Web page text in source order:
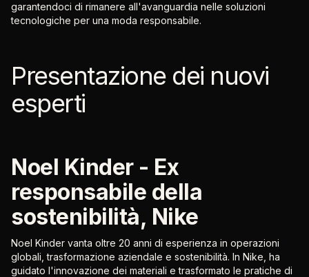
garantendoci di rimanere all'avanguardia nelle soluzioni
tecnologiche per una moda responsabile.
Presentazione dei nuovi
esperti
Noel Kinder - Ex
responsabile della
sostenibilità, Nike
Noel Kinder vanta oltre 20 anni di esperienza in operazioni
globali, trasformazione aziendale e sostenibilità. In Nike, ha
guidato l'innovazione dei materiali e trasformato le pratiche di